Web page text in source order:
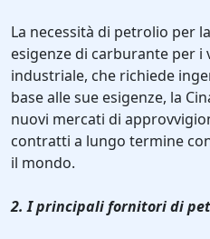
La necessità di petrolio per
esigenze di carburante per i
industriale, che richiede
base alle sue esigenze, la
nuovi mercati di
contratti a lungo termine
il mondo.
2. I principali fornitori di